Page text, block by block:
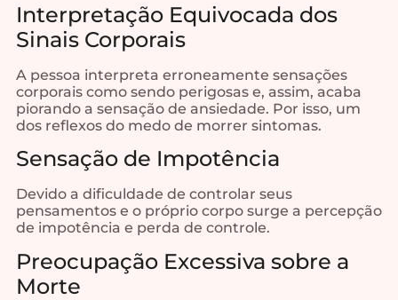
Interpretação Equivocada dos
Sinais Corporais
A pessoa interpreta erroneamente sensações
corporais como sendo perigosas e, assim, acaba
piorando a sensação de ansiedade. Por isso, um
dos reflexos do medo de morrer sintomas.
Sensação de Impotência
Devido a dificuldade de controlar seus
pensamentos e o próprio corpo surge a percepção
de impotência e perda de controle.
Preocupação Excessiva sobre a
Morte